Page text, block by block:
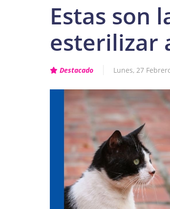
Estas son
esterilizar
Destacado Lunes, 27